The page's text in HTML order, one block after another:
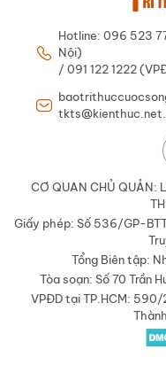
Hotline: 096 523
Nội)
/ 091 122 1222
CƠ QUAN CHỦ QUẢN:
Giấy phép: Số 536/GP-
Tổng Biên tập:
Tòa soạn: Số 70 Trần
VPĐD tại TP.HCM: 590/